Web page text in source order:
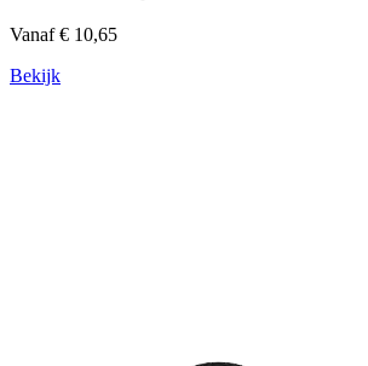
Vanaf € 10,65
Bekijk